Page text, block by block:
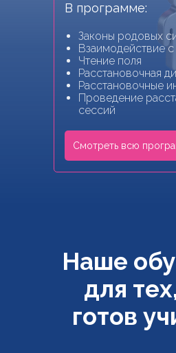
Смотреть всю
Законы родовых
Взаимодействие
Чтение поля
Расстановочная
Расстановочные
Проведение
сессий
В программе:
Наше
для
готов